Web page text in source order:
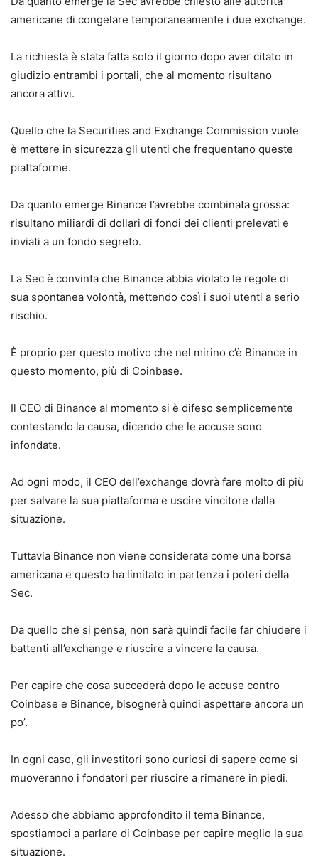
americane di congelare temporaneamente i due exchange.
La richiesta è stata fatta solo il giorno dopo aver citato in
giudizio entrambi i portali, che al momento risultano
ancora attivi.
Quello che la Securities and Exchange Commission vuole
è mettere in sicurezza gli utenti che frequentano queste
piattaforme.
Da quanto emerge Binance l’avrebbe combinata grossa:
risultano miliardi di dollari di fondi dei clienti prelevati e
inviati a un fondo segreto.
La Sec è convinta che Binance abbia violato le regole di
sua spontanea volontà, mettendo così i suoi utenti a serio
rischio.
È proprio per questo motivo che nel mirino c’è Binance in
questo momento, più di Coinbase.
Il CEO di Binance al momento si è difeso semplicemente
contestando la causa, dicendo che le accuse sono
infondate.
Ad ogni modo, il CEO dell’exchange dovrà fare molto di più
per salvare la sua piattaforma e uscire vincitore dalla
situazione.
Tuttavia Binance non viene considerata come una borsa
americana e questo ha limitato in partenza i poteri della
Sec.
Da quello che si pensa, non sarà quindi facile far chiudere i
battenti all’exchange e riuscire a vincere la causa.
Per capire che cosa succederà dopo le accuse contro
Coinbase e Binance, bisognerà quindi aspettare ancora un
po’.
In ogni caso, gli investitori sono curiosi di sapere come si
muoveranno i fondatori per riuscire a rimanere in piedi.
Adesso che abbiamo approfondito il tema Binance,
spostiamoci a parlare di Coinbase per capire meglio la sua
situazione.